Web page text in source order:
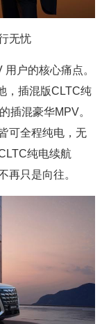
无忧
户的核心痛点。
，插混版CLTC纯
插混豪华MPV。
可全程纯电，无
纯电续航
再只是向往。